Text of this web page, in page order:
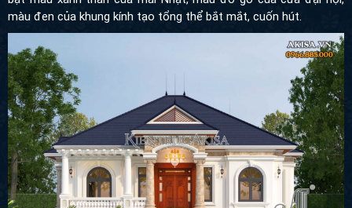
màu đen của khung kính tạo tổng thể bắt mắt, cuốn hút.